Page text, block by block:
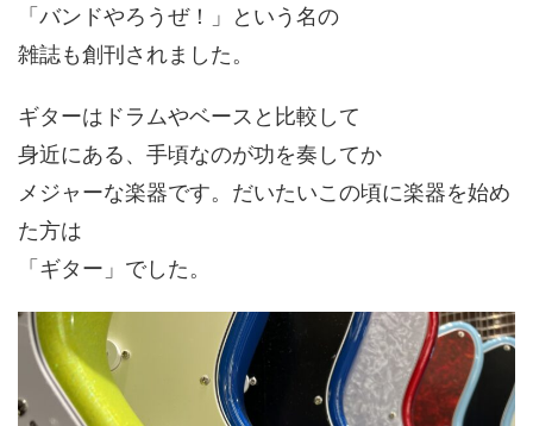
「バンドやろうぜ！」という名の
雑誌も創刊されました。
ギターはドラムやベースと比較して
身近にある、手頃なのが功を奏してか
メジャーな楽器です。だいたいこの頃に楽器を始め
た方は
「ギター」でした。